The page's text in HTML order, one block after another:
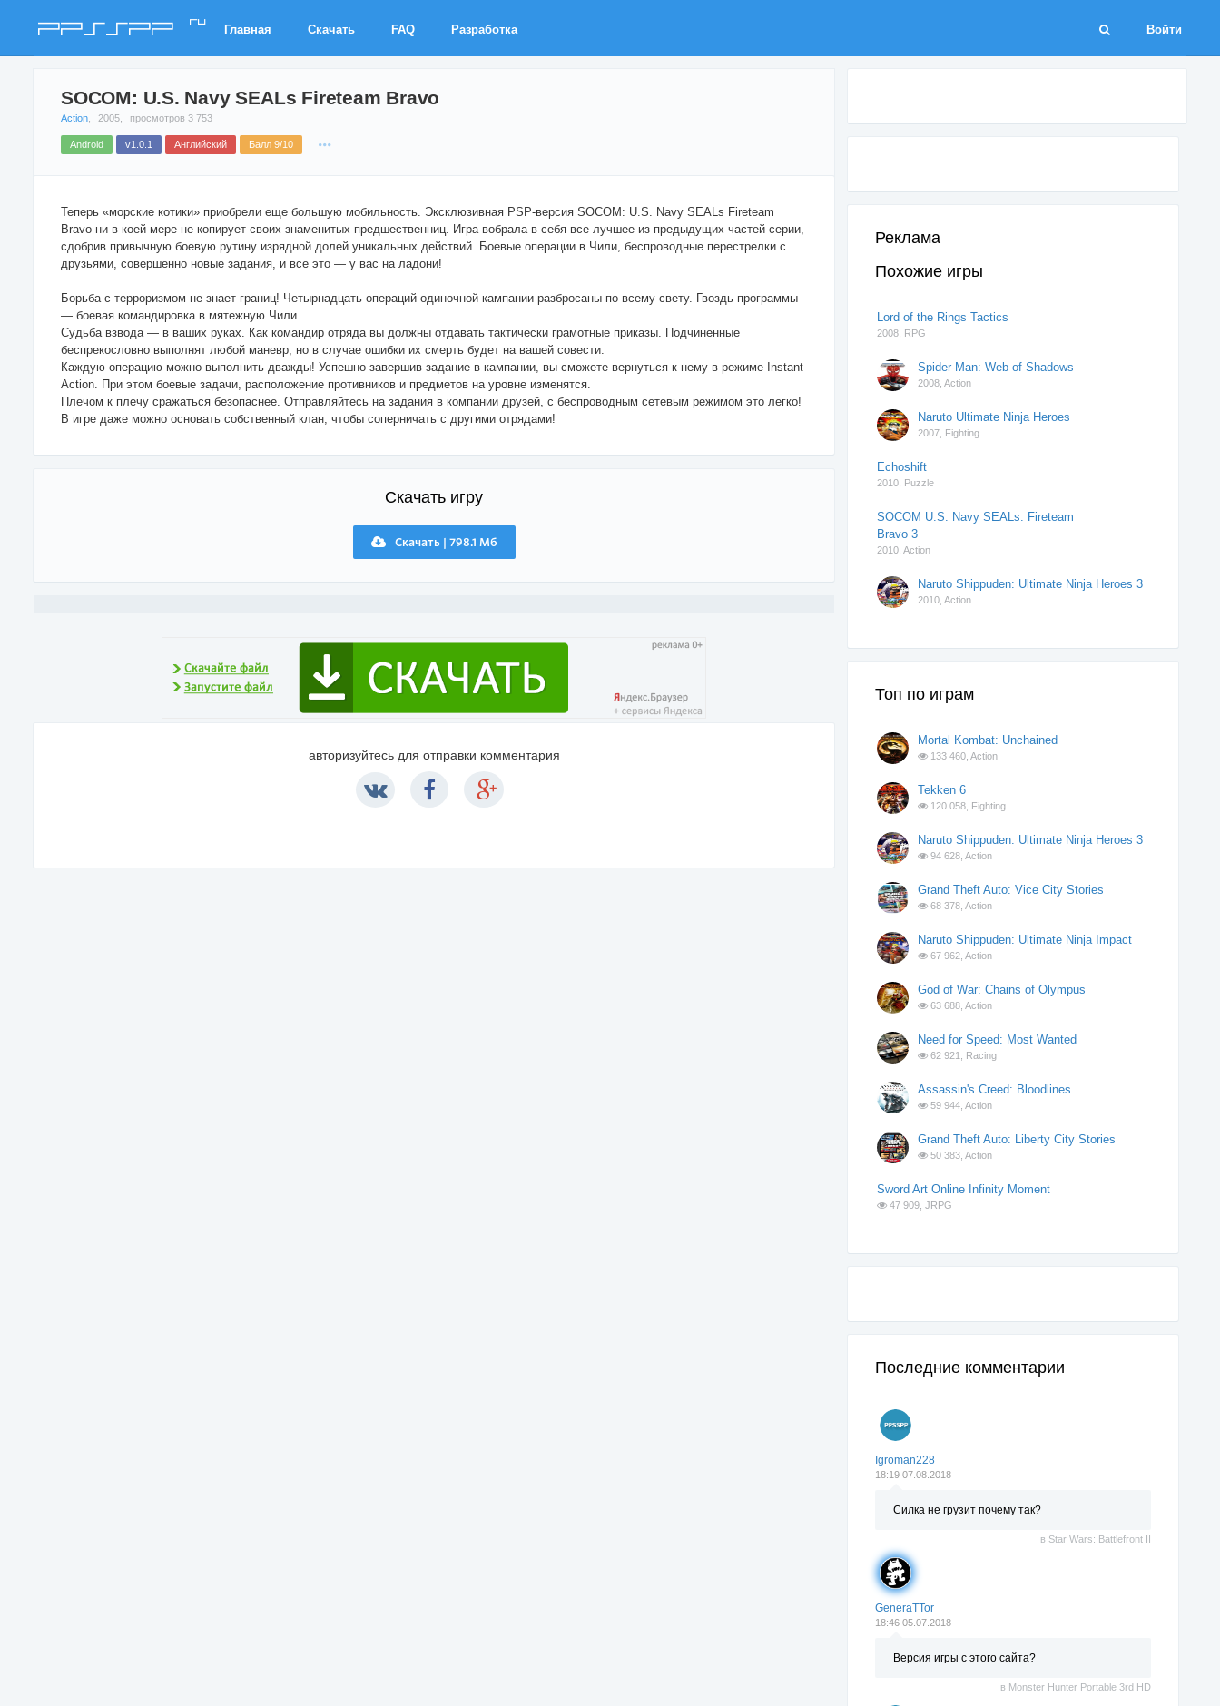
PPSSPP ru
Главная Скачать FAQ Разработка Войти
SOCOM: U.S. Navy SEALs Fireteam Bravo
Action 2005, просмотров 3 753
Android v1.0.1 Английский Балл 9/10
Теперь «морские котики» приобрели еще большую мобильность. Эксклюзивная PSP-версия SOCOM: U.S. Navy SEALs Fireteam
Bravo ни в коей мере не копирует своих знаменитых предшественниц. Игра вобрала в себя все лучшее из предыдущих частей серии,
сдобрив привычную боевую рутину изрядной долей уникальных действий. Боевые операции в Чили, беспроводные перестрелки с
друзьями, совершенно новые задания, и все это — у вас на ладони!
Борьба с терроризмом не знает границ! Четырнадцать операций одиночной кампании разбросаны по всему свету. Гвоздь программы
— боевая командировка в мятежную Чили.
Судьба взвода — в ваших руках. Как командир отряда вы должны отдавать тактически грамотные приказы. Подчиненные
беспрекословно выполнят любой маневр, но в случае ошибки их смерть будет на вашей совести.
Каждую операцию можно выполнить дважды! Успешно завершив задание в кампании, вы сможете вернуться к нему в режиме Instant
Action. При этом боевые задачи, расположение противников и предметов на уровне изменятся.
Плечом к плечу сражаться безопаснее. Отправляйтесь на задания в компании друзей, с беспроводным сетевым режимом это легко!
В игре даже можно основать собственный клан, чтобы соперничать с другими отрядами!
Скачать игру
Скачать | 798.1 Мб
авторизуйтесь для отправки комментария
Реклама
Похожие игры
Lord of the Rings Tactics
2008, RPG
Spider-Man: Web of Shadows
2008,Action
Naruto Ultimate Ninja Heroes
2007, Fighting
Echoshift
2010, Puzzle
SOCOM U.S. Navy SEALs: Fireteam
Bravo 3
2010,Action
Naruto Shippuden: Ultimate Ninja Heroes 3
2010,Action
Топ по играм
Mortal Kombat: Unchained
133 460,Action
Tekken 6
120 058, Fighting
Naruto Shippuden: Ultimate Ninja Heroes 3
94 628,Action
Grand Theft Auto: Vice City Stories
68 378,Action
Naruto Shippuden: Ultimate Ninja Impact
67 962,Action
God of War: Chains of Olympus
63 688,Action
Need for Speed: Most Wanted
62 921, Racing
Assassin's Creed: Bloodlines
59 944,Action
Grand Theft Auto: Liberty City Stories
50 383,Action
Sword Art Online Infinity Moment
47 909,JRPG
Последние комментарии
Igroman228
18:19 07.08.2018
Силка не грузит почему так?
в Star Wars: Battlefront II
GeneraTTor
18:46 05.07.2018
Версия игры с этого сайта?
в Monster Hunter Portable 3rd HD